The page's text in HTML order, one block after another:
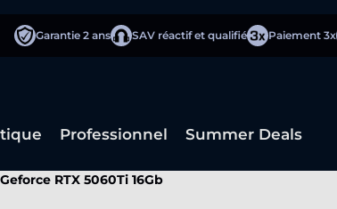
Garantie 2 ans SAV réactif et qualifié Paiement 3x
Professionnel Summer Deals
RTX 5060Ti 16Gb